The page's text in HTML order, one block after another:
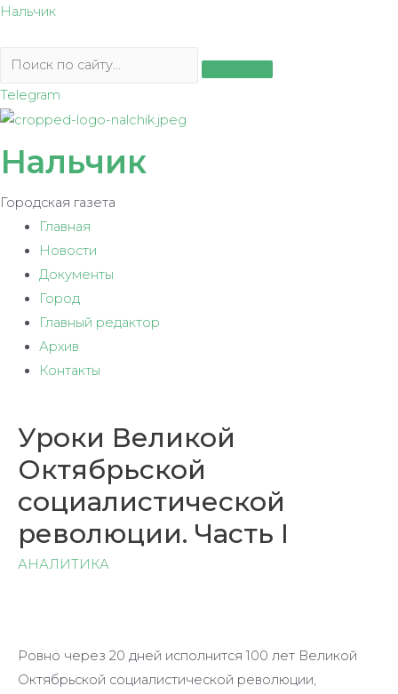
Перейти
содержимому
Нальчик
Telegram
Нальчик
Городская газета
Главная
Новости
Документы
Город
Главный редактор
Архив
Контакты
Уроки Великой
Октябрьской
социалистической
революции. Часть I
АНАЛИТИКА
Ровно через 20 дней исполнится 100 лет Великой
Октябрьской социалистической революции,